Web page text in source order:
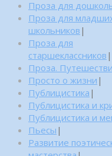
Проза для
Проза для
школьников |
Проза для
старшеклассников |
Проза.
Просто о жизни |
Публицистика |
Публицистика и
Публицистика и
Пьесы |
Развитие